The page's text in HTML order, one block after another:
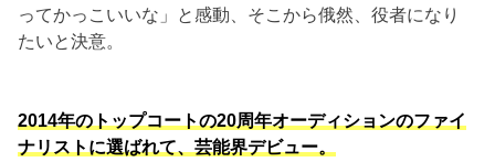
ってかっこいいな」と感動、そこから俄然、役者になり
たいと決意。
2014年のトップコートの20周年オーディションのファイ
ナリストに選ばれて、芸能界デビュー。